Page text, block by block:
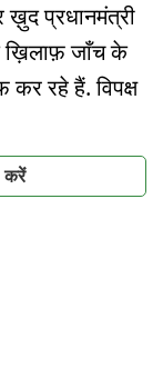
प्रधानमंत्री
ख़िलाफ़ जाँच के
रहे हैं. विपक्ष
करें